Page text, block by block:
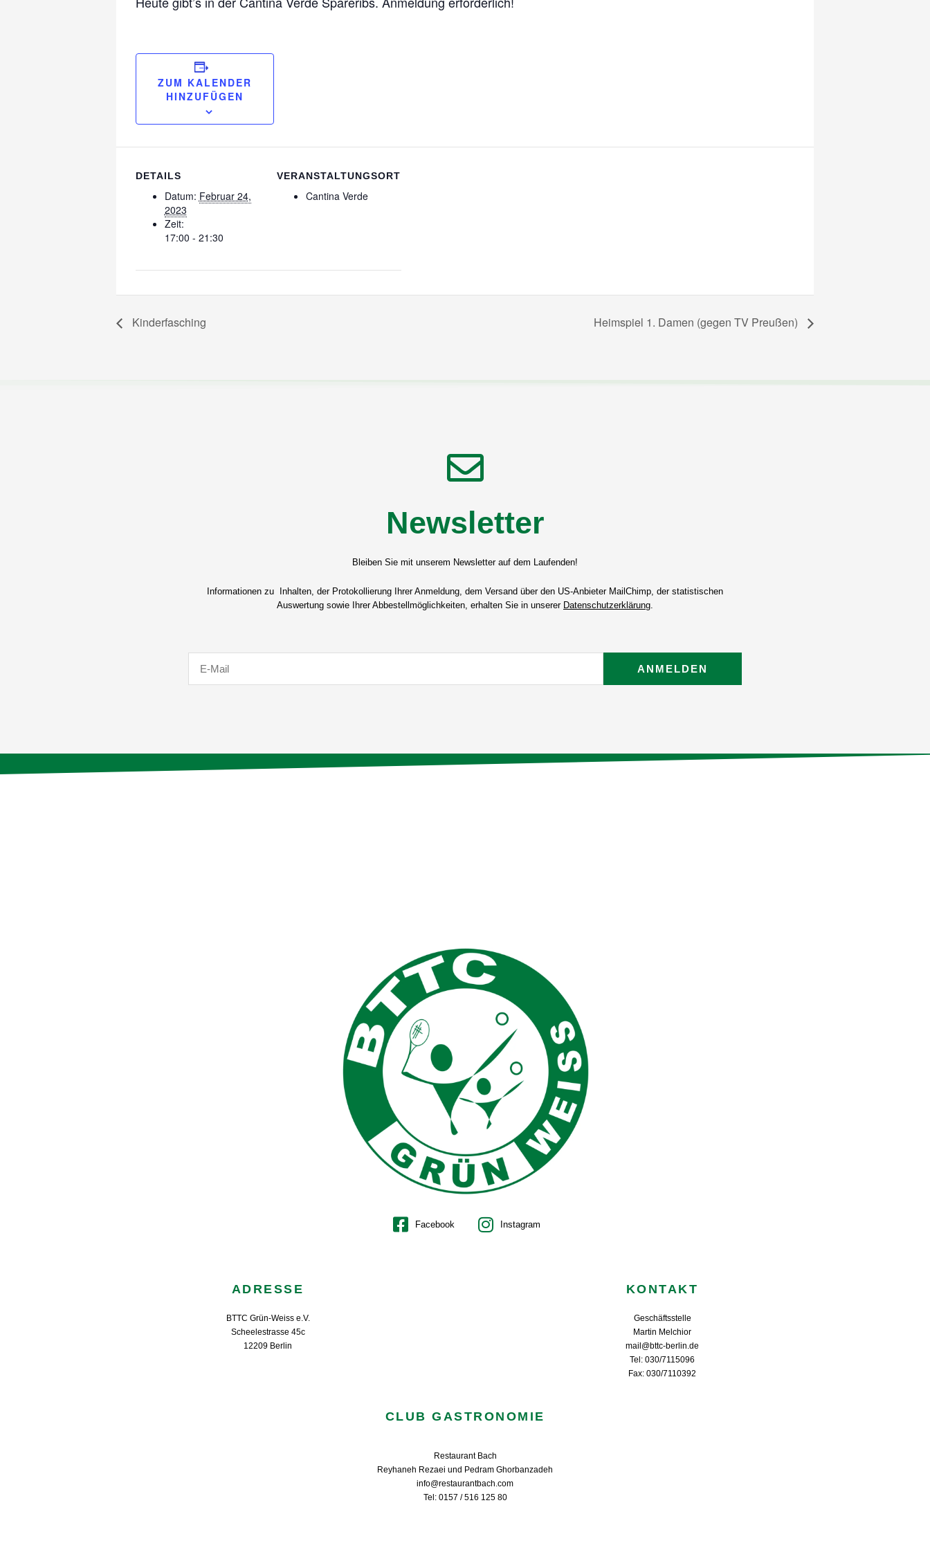
ZUM KALENDER
HINZUFÜGEN
DETAILS
Datum: Februar 24,
2023
Zeit:
17:00 - 21:30
VERANSTALTUNGSORT
Cantina Verde
Kinderfasching Heimspiel 1. Damen (gegen TV Preußen)
Newsletter
Bleiben Sie mit unserem Newsletter auf dem Laufenden!
Informationen zu Inhalten, der Protokollierung Ihrer Anmeldung, dem Versand über den US-Anbieter MailChimp, der statistischen
Auswertung sowie Ihrer Abbestellmöglichkeiten, erhalten Sie in unserer Datenschutzerklärung.
Mail
ANMELDEN
Facebook Instagram
ADRESSE
BTTC Grün-Weiss e.V.
Scheelestrasse 45c
12209 Berlin
KONTAKT
Geschäftsstelle
Martin Melchior
mail@bttc-berlin.de
Tel: 030/7115096
Fax: 030/7110392
CLUB GASTRONOMIE
Restaurant Bach
Reyhaneh Rezaei und Pedram Ghorbanzadeh
info@restaurantbach.com
Tel: 0157 / 516 125 80